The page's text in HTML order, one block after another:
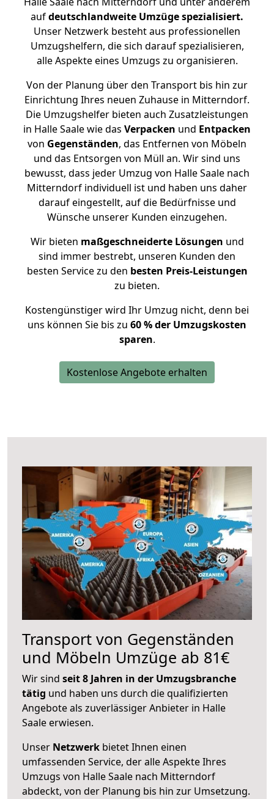
aufdeutschlandweite Umzüge spezialisiert.
Unser Netzwerk besteht aus professionellen
Umzugshelfern, die sich darauf spezialisieren,
alle Aspekte eines Umzugs zu organisieren.
Von der Planung über den Transport bis hin zur
Einrichtung Ihres neuen Zuhause in Mitterndorf.
Die Umzugshelfer bieten auch Zusatzleistungen
in Halle Saale wie das Verpacken und Entpacken
von Gegenständen, das Entfernen von Möbeln
und das Entsorgen von Müll an. Wir sind uns
bewusst, dass jeder Umzug von Halle Saale nach
Mitterndorf individuell ist und haben uns daher
darauf eingestellt, auf die Bedürfnisse und
Wünsche unserer Kunden einzugehen.
Wir bieten maßgeschneiderte Lösungen und
sind immer bestrebt, unseren Kunden den
besten Service zu den besten Preis-Leistungen
zu bieten.
Kostengünstiger wird Ihr Umzug nicht, denn bei
uns können Sie bis zu 60 % der Umzugskosten
sparen.
Kostenlose Angebote erhalten
Transport von Gegenständen
und Möbeln Umzüge ab 81€
Wir sind seit 8 Jahren in der Umzugsbranche
tätig und haben uns durch die qualifizierten
Angebote als zuverlässiger Anbieter in Halle
Saale erwiesen.
Unser Netzwerk bietet Ihnen einen
umfassenden Service, der alle Aspekte Ihres
Umzugs von Halle Saale nach Mitterndorf
abdeckt, von der Planung bis hin zur Umsetzung.